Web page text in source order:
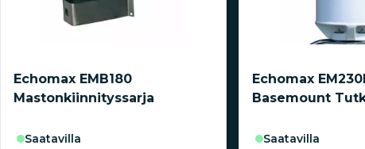
Echomax EMB180
Mastonkiinnityssarja
saatavilla
Echomax
Basemount
saatavilla